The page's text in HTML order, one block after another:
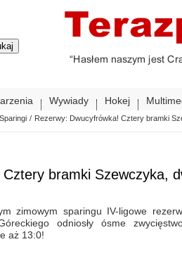
Wywiady Hokej
Sparingi / Rezerwy: Dwucyfrówka! Cztery bramki
bramki Szewczyka,
zimowym sparingu IV-ligowe
odniosły ósme
aż 13:0!